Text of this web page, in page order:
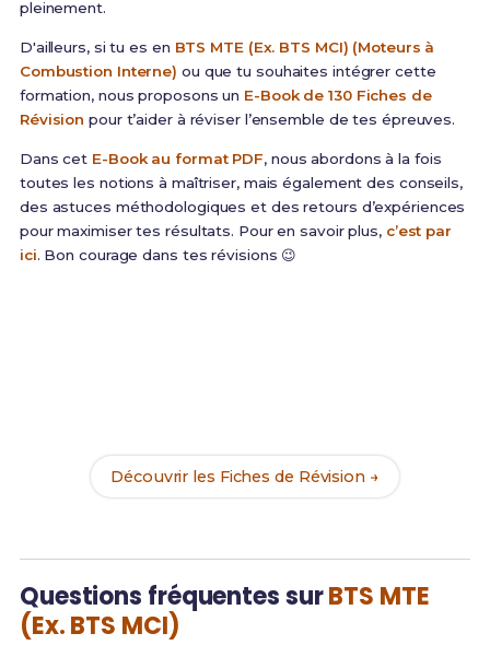
pleinement.
D'ailleurs, si tu es en BTS MTE (Ex. BTS MCI) (Moteurs à
Combustion Interne) ou que tu souhaites intégrer cette
formation, nous proposons un E-Book de 130 Fiches de
Révision pour t’aider à réviser l’ensemble de tes épreuves.
Dans cet E-Book au format PDF, nous abordons à la fois
toutes les notions à maîtriser, mais également des conseils,
des astuces méthodologiques et des retours d’expériences
pour maximiser tes résultats. Pour en savoir plus, c’est par
ici. Bon courage dans tes révisions 😉
Découvrir les Fiches de Révision →
Questions fréquentes surBTS MTE
(Ex. BTS MCI)